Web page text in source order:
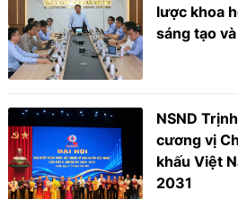
lược khoa
sáng tạo
NSND
cương vị
khấu Việt
2031